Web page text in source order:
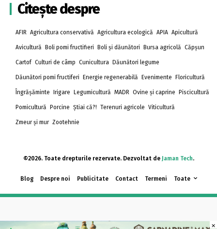
Citește despre
AFIR Agricultura conservativă Agricultura ecologică APIA Apicultură
Avicultură Boli pomi fructifieri Boli și dăunători Bursa agricolă Căpșun
Cartof Culturi de câmp Cunicultura Dăunători legume
Dăunători pomi fructiferi Energie regenerabilă Evenimente Floricultură
Îngrășăminte Irigare Legumicultură MADR Ovine și caprine Piscicultură
Pomicultură Porcine Știai că?! Terenuri agricole Viticultură
Zmeur și mur Zootehnie
©2026. Toate drepturile rezervate. Dezvoltat de Jaman Tech.
Blog Despre noi Publicitate Contact Termeni Toate
×
×